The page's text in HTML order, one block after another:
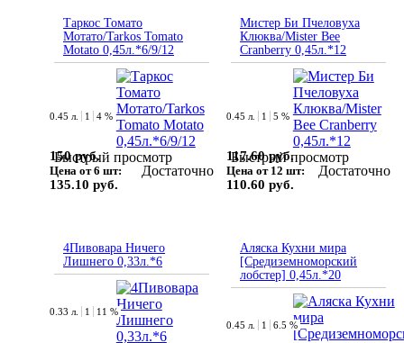
Таркос Томато
Мотато/Tarkos Tomato
Motato 0,45л.*6/9/12
Быстрый просмотр
0.45 л. 1 4 %
150 руб.
Цена от 6 шт:
135.10 руб.
Достаточно
Мистер Би Пчеловуха
Клюква/Mister Bee
Cranberry 0,45л.*12
Быстрый просмотр
0.45 л. 1 5 %
117.60 руб.
Цена от 12 шт:
110.60 руб.
Достаточно
4Пивовара Ничего
Лишнего 0,33л.*6
0.33 л. 1 11 %
Аляска Кухни мира
[Средиземноморский
лобстер] 0,45л.*20
0.45 л. 1 6.5 %